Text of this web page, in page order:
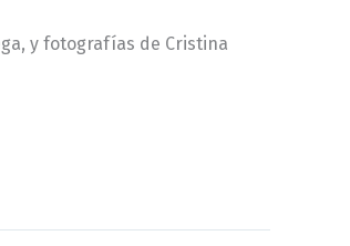
y fotografías de Cristina